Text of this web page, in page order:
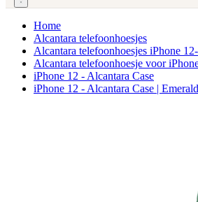
Home
Alcantara telefoonhoesjes
Alcantara telefoonhoesjes iPhone
Alcantara telefoonhoesje voor
iPhone 12 - Alcantara Case
iPhone 12 - Alcantara Case |